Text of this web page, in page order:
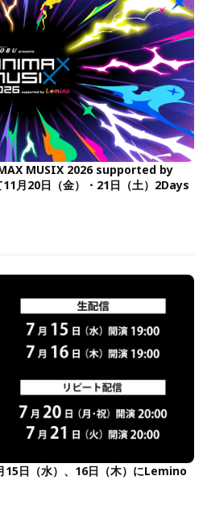
MUSIX 2026 supported by
月20日（金）・21日（土）2Days
15日（水）、16日（木）にLemino